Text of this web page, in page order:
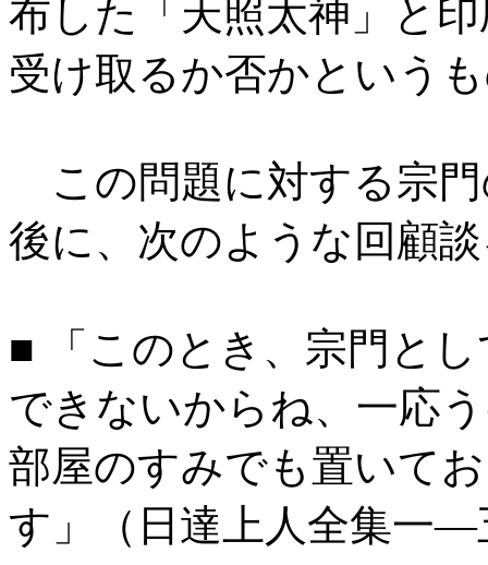
布した「天照太神」と
受け取るか否かという
この問題に対する宗
後に、次のような回顧
■ 「このとき、宗門と
できないからね、一応
部屋のすみでも置いて
す」（日達上人全集一